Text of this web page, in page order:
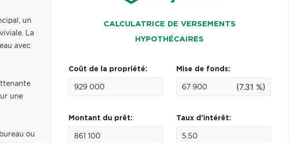
un
La
avec
une
ou
CALCULATRICE DE VERSEMENTS
HYPOTHÉCAIRES
Coût de la propriété: Mise de fonds:
(7.31 %)
Montant du prêt: Taux d'intérêt: